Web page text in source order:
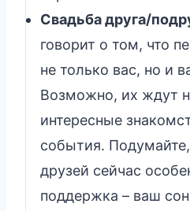
Свадьба друга/
говорит о том, что
не только вас, но и
Возможно, их ждут
интересные
события.
друзей сейчас
поддержка – ваш